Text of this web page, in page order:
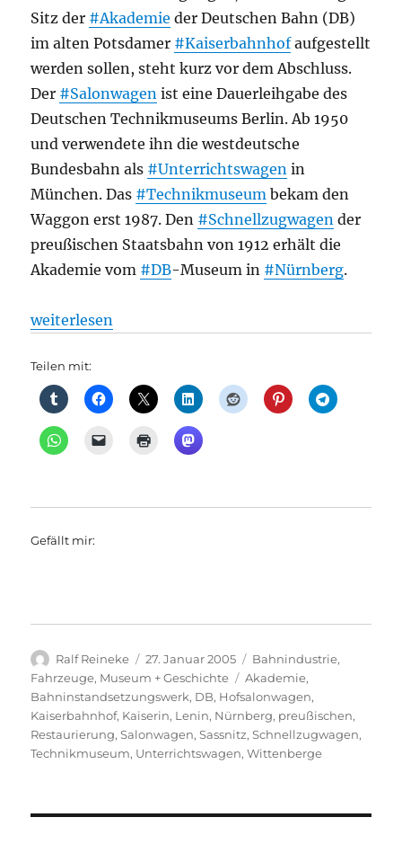
Sitz der #Akademie der Deutschen Bahn (DB)
im alten Potsdamer #Kaiserbahnhofaufgestellt
werden sollen, steht kurz vor dem Abschluss.
Der #Salonwagen ist eine Dauerleihgabe des
Deutschen Technikmuseums Berlin. Ab 1950
und verwendete ihn die westdeutsche
Bundesbahn als #Unterrichtswagen in
München. Das #Technikmuseum bekam den
Waggon erst 1987. Den #Schnellzugwagen der
preußischen Staatsbahn von 1912 erhält die
Akademie vom #DB-Museum in #Nürnberg.
„Museum: Seminarraum auf Rädern statt Lenin-
weiterlesen
Teilen mit:
Gefällt mir:
Autor
Ralf Reineke
Veröffentlicht
am
27. Januar 2005 Kategorien
Bahnindustrie,
Fahrzeuge, Museum + Geschichte Schlagwörter
Akademie,
Bahninstandsetzungswerk, DB, Hofsalonwagen,
Kaiserbahnhof, Kaiserin, Lenin, Nürnberg, preußischen,
Restaurierung,Salonwagen,Sassnitz,Schnellzugwagen,
Technikmuseum, Unterrichtswagen,Wittenberge